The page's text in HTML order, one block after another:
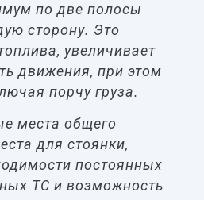
по две полосы
сторону. Это
увеличивает
движения, при этом
порчу груза.
места общего
для стоянки,
постоянных
ТС и возможность